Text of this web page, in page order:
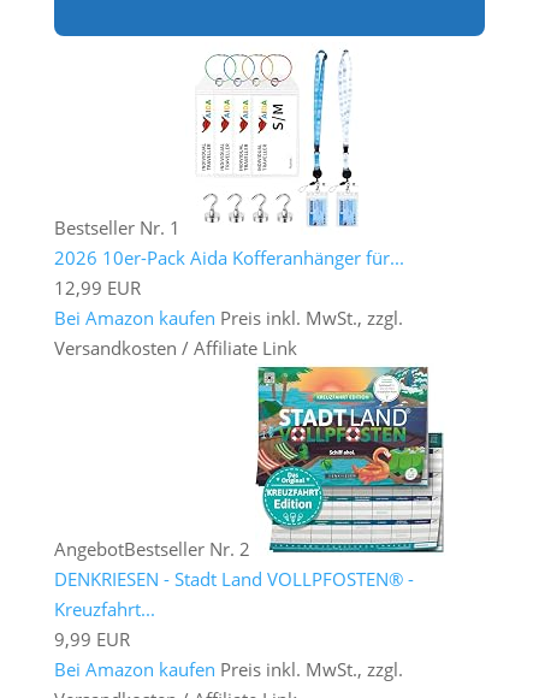
Bestseller Nr. 1
2026 10er-Pack Aida Kofferanhänger für...
12,99 EUR
Bei Amazon kaufen Preis inkl. MwSt., zzgl.
Versandkosten / Affiliate Link
AngebotBestseller Nr. 2
DENKRIESEN - Stadt Land VOLLPFOSTEN® -
Kreuzfahrt...
9,99 EUR
Bei Amazon kaufen Preis inkl. MwSt., zzgl.